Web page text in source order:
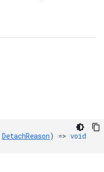
DetachReason) => void